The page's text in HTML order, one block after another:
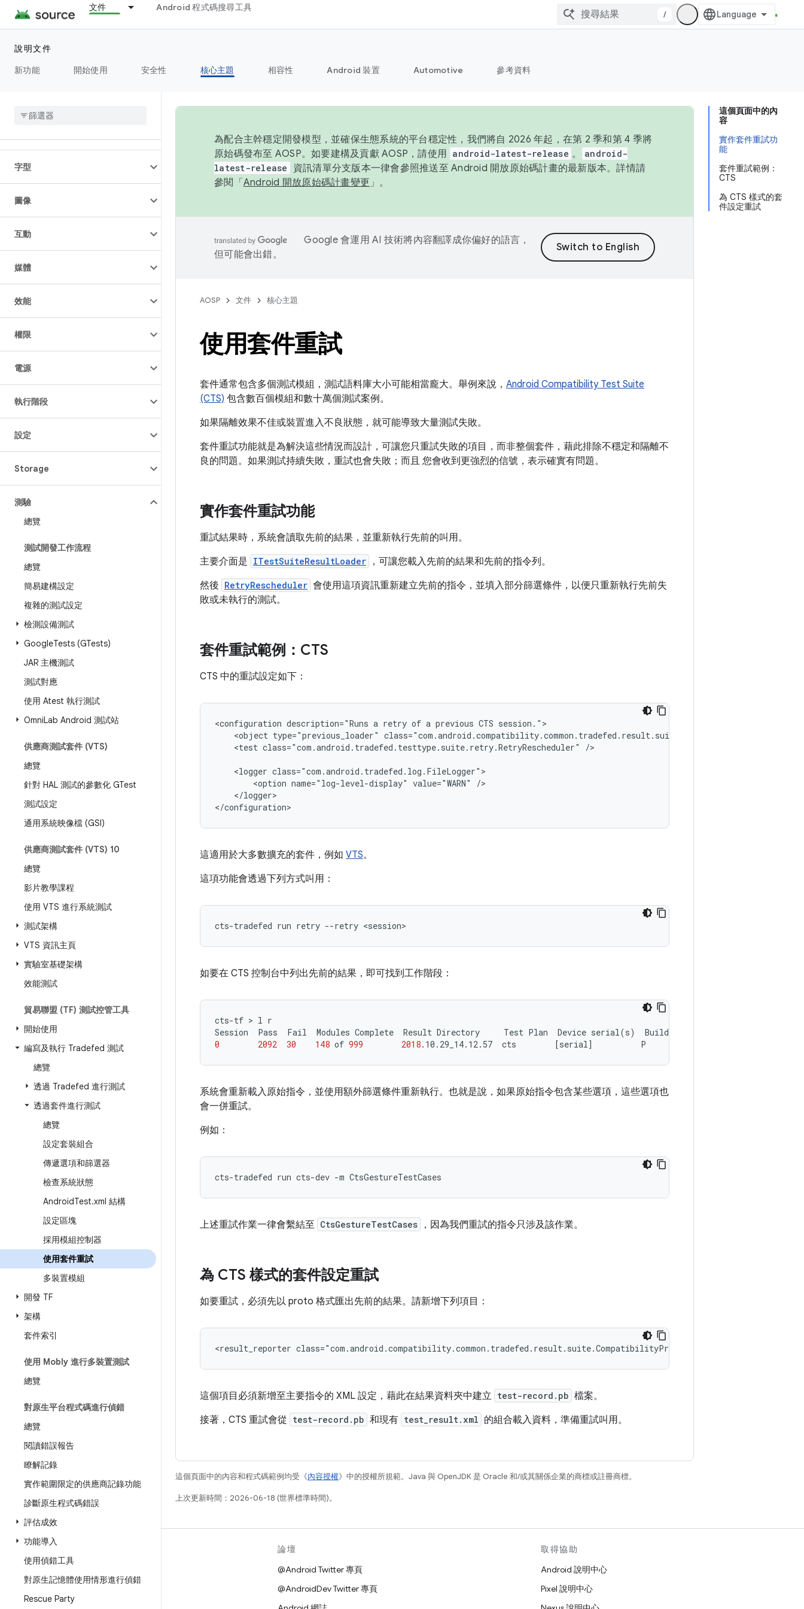
文件 Android 程式碼搜尋工具
/
說明文件
新功能
開始使用 安全性 核心主題 相容性 Android 裝置 Automotive 參考資料
相機
連線能力
字型
圖像
互動
媒體
效能
權限
電源
執行階段
設定
Storage
測驗
總覽
測試開發工作流程
總覽
簡易建構設定
複雜的測試設定
檢測設備測試
GoogleTests (GTests)
JAR 主機測試
測試對應
使用 Atest 執行測試
OmniLab Android 測試站
供應商測試套件 (VTS)
總覽
針對 HAL 測試的參數化 GTest
測試設定
通用系統映像檔 (GSI)
供應商測試套件 (VTS) 10
總覽
影片教學課程
使用 VTS 進行系統測試
測試架構
VTS 資訊主頁
實驗室基礎架構
效能測試
貿易聯盟 (TF) 測試控管工具
開始使用
編寫及執行 Tradefed 測試
總覽
透過 Tradefed 進行測試
透過套件進行測試
總覽
設定套裝組合
傳遞選項和篩選器
檢查系統狀態
AndroidTest.xml 結構
設定區塊
採用模組控制器
使用套件重試
多裝置模組
開發 TF
架構
套件索引
使用 Mobly 進行多裝置測試
總覽
對原生平台程式碼進行偵錯
總覽
閱讀錯誤報告
瞭解記錄
實作範圍限定的供應商記錄功能
診斷原生程式碼錯誤
評估成效
功能導入
使用偵錯工具
對原生記憶體使用情形進行偵錯
Rescue Party
這個頁面中的內
容
實作套件重試功
能
套件重試範例：
CTS
為 CTS 樣式的套
件設定重試
為配合主幹穩定開發模型，並確保生態系統的平台穩定性，我們將自 2026 年起，在第 2 季和第 4 季將
原始碼發布至 AOSP。如要建構及貢獻 AOSP，請使用 android-latest-release 。
android-
latest-release
資訊清單分支版本一律會參照推送至 Android 開放原始碼計畫的最新版本。詳情請
參閱「 Android 開放原始碼計畫變更 」。
Google 會運用 AI 技術將內容翻譯成你偏好的語言，
但可能會出錯。
AOSP 文件 核心主題
使用套件重試
套件通常包含多個測試模組，測試語料庫大小可能相當龐大。舉例來說， Android Compatibility Test Suite
(CTS) 包含數百個模組和數十萬個測試案例。
如果隔離效果不佳或裝置進入不良狀態，就可能導致大量測試失敗。
套件重試功能就是為解決這些情況而設計，可讓您只重試失敗的項目，而非整個套件，藉此排除不穩定和隔離不
良的問題。如果測試持續失敗，重試也會失敗；而且 您會收到更強烈的信號，表示確實有問題。
實作套件重試功能
重試結果時，系統會讀取先前的結果，並重新執行先前的叫用。
主要介面是 ITestSuiteResultLoader
，可讓您載入先前的結果和先前的指令列。
然後 RetryRescheduler 會使用這項資訊重新建立先前的指令，並填入部分篩選條件，以便只重新執行先前失
敗或未執行的測試。
套件重試範例：CTS
CTS 中的重試設定如下：
<configuration description="Runs a retry of a previous CTS
<object type="previous_loader" class="com.android.compatibility.common.tradefed.result.suite.PreviousResultLoader"
<test class="com.android.tradefed.testtype.suite.retry.RetryRescheduler" />
<logger
<option name="log-level-display" value="WARN"
</logger>
這適用於大多數擴充的套件，例如 VTS。
這項功能會透過下列方式叫用：
cts-tradefed run retry --retry
如要在 CTS 控制台中列出先前的結果，即可找到工作階段：
cts-tf > l r
Session
Pass Fail Modules Complete Result Directory Test Plan Device serial(s) Build
0
2092 30 148 of 999 2018.10.29_14.12.57 cts [serial] P
系統會重新載入原始指令，並使用額外篩選條件重新執行。也就是說，如果原始指令包含某些選項，這些選項也
會一併重試。
例如：
cts-tradefed run cts-dev -m
上述重試作業一律會繫結至 CtsGestureTestCases ，因為我們重試的指令只涉及該作業。
為 CTS 樣式的套件設定重試
如要重試，必須先以 proto 格式匯出先前的結果。請新增下列項目：
<result_reporter class="com.android.compatibility.common.tradefed.result.suite.CompatibilityProtoResultReporter"
這個項目必須新增至主要指令的 XML 設定，藉此在結果資料夾中建立 test-record.pb 檔案。
接著，CTS 重試會從 test-record.pb 和現有 test_result.xml 的組合載入資料，準備重試叫用。
這個頁面中的內容和程式碼範例均受《內容授權》中的授權所規範。Java 與 OpenJDK 是 Oracle 和/或其關係企業的商標或註冊商標。
上次更新時間：2026-06-18 (世界標準時間)。
版本
論壇
@Android Twitter 專頁
@AndroidDev Twitter 專頁
取得協助
Android 說明中心
Pixel 說明中心